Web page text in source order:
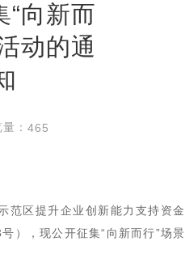
“向新而
动的通
： 465
区提升企业创新能力支持资金
），现公开征集“向新而行”场景